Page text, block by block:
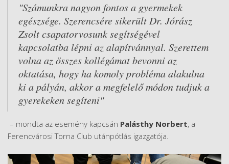
"Számunkra nagyon fontos a gyermekek
egészsége. Szerencsére sikerült Dr. Jórász
Zsolt csapatorvosunk segítségével
kapcsolatba lépni az alapítvánnyal. Szerettem
volna az összes kollégámat bevonni az
oktatása, hogy ha komoly probléma alakulna
ki a pályán, akkor a megfelelő módon tudjuk a
gyerekeken segíteni"
– mondta az esemény kapcsán Palásthy Norbert, a
Ferencvárosi Torna Club utánpótlás igazgatója.